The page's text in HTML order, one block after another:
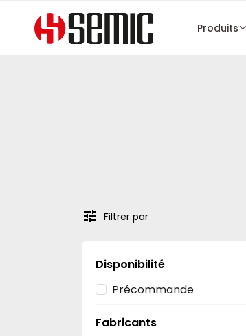
Produits
Filtrer par
Disponibilité
Précommande
Fabricants